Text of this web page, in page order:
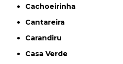
Cachoeirinha
Cantareira
Carandiru
Casa Verde